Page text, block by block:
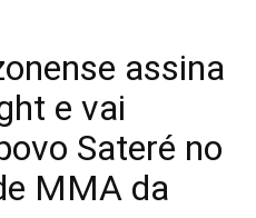
assina
e vai
Sateré no
MMA da